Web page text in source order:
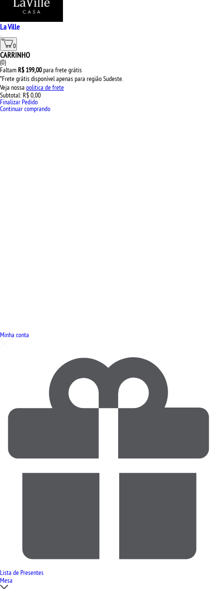
La Ville
0
CARRINHO
(0)
FaltamR$ 199,00para frete grátis
*Frete grátis disponível apenas para região Sudeste.
Veja nossa politica de frete
Subtotal:R$ 0,00
Finalizar Pedido
Continuar comprando
Minha conta
Lista de Presentes
Mesa